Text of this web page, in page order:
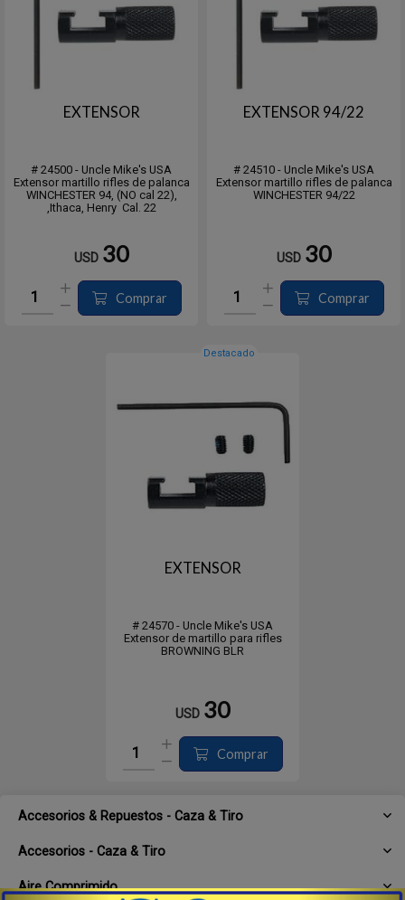
Accesorios & Repuestos - Caza & Tiro
Accesorios - Caza & Tiro
Aire Comprimido
EXTENSOR
# 24500 - Uncle Mike's USA
Extensor martillo rifles de palanca
WINCHESTER 94, (NO cal 22),
,Ithaca, Henry Cal. 22
USD 30
Comprar
EXTENSOR 94/22
# 24510 - Uncle Mike's USA
Extensor martillo rifles de palanca
WINCHESTER 94/22
USD 30
Comprar
Destacado
EXTENSOR
# 24570 - Uncle Mike's USA
Extensor de martillo para rifles
BROWNING BLR
USD 30
Comprar